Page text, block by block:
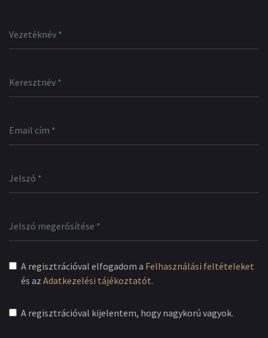
A regisztrációval elfogadom a Felhasználási feltételeket
és az Adatkezelési tájékoztatót.
A regisztrációval kijelentem, hogy nagykorú vagyok.